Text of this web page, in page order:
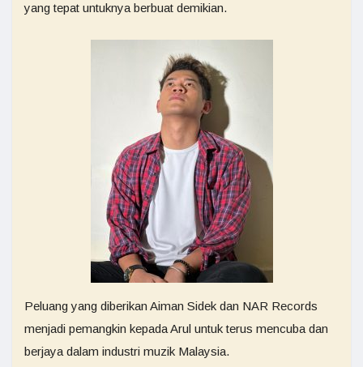
yang tepat untuknya berbuat demikian.
Peluang yang diberikan Aiman Sidek dan NAR Records
menjadi pemangkin kepada Arul untuk terus mencuba dan
berjaya dalam industri muzik Malaysia.